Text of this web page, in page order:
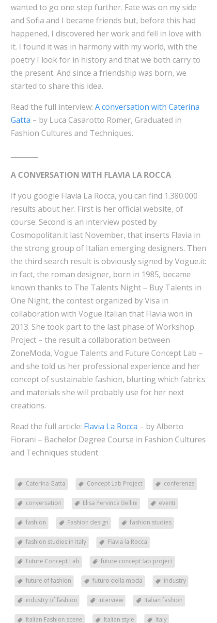
wanted to go one step further. Fate was on my side
and Sofia and I became friends but, before this had
happened, I discovered her work and fell in love with
it. I found it was in harmony with my world, with the
poetry I look for in history and that we both carry to
the present. And since a friendship was born, we
started to share this idea.
Read the full interview: A conversation with Caterina
Gatta – by Luca Casarotto Romer, Graduated in
Fashion Cultures and Techniques.
A CONVERSATION WITH FLAVIA LA ROCCA
If you google Flavia La Rocca, you can find 1.380.000
results about her. First is her official website, of
course. Second is an interview posted by
Cosmopolitan.it last November, that inserts Flavia in
the strong group of Italian emerging designers. Then
the third search result is obviously signed by Vogue.it:
in fact, the roman designer, born in 1985, became
known thanks to The Talents Night – Buy Talents in
One Night, the contest organized by Visa in
collaboration with Vogue Italian that Flavia won in
2013. She took part to the last phase of Workshop
Project – the result a collaboration between
ZoneModa, Vogue Talents and Future Concept Lab –
and she told us her professional experience and her
concept of sustainable fashion, blurting which fabrics
and materials she will probably use for her next
creations.
Read the full article: Flavia La Rocca – by Alberto
Fiorani – Bachelor Degree Course in Fashion Cultures
and Techniques student
Caterina Gatta Concept Lab Project conferenze
conversation Elisa Pervinca Bellini eventi
fashion Fashion design fashion studies
fashion studies in Italy Flavia la Rocca
Future Concept Lab future concept lab project
future of fashion futuro della moda industry
industry of fashion interview Italian fashion
Italian Fashion scene Italian style Italy